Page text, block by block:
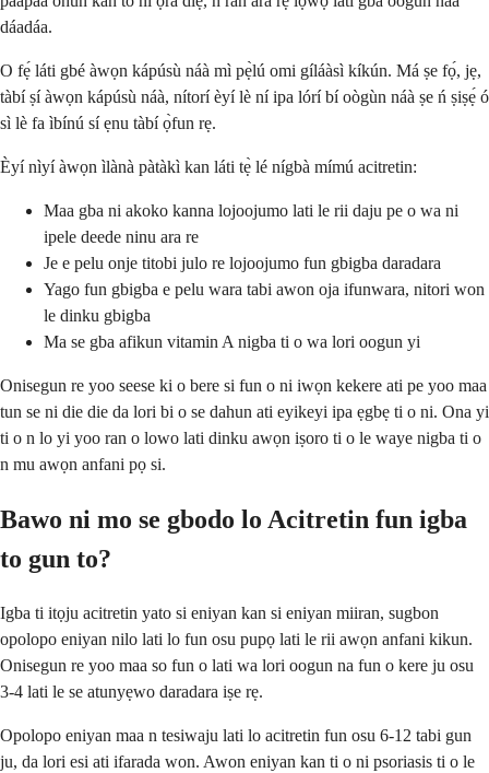
dáadáa.
O fẹ́ láti gbé àwọn kápúsù náà mì pẹ̀lú omi gíláàsì kíkún. Má ṣe fọ́, jẹ,
tàbí ṣí àwọn kápúsù náà, nítorí èyí lè ní ipa lórí bí oògùn náà ṣe ń ṣiṣẹ́ ó
sì lè fa ìbínú sí ẹnu tàbí ọ̀fun rẹ.
Èyí nìyí àwọn ìlànà pàtàkì kan láti tẹ̀ lé nígbà mímú acitretin:
Maa gba ni akoko kanna lojoojumo lati le rii daju pe o wa ni
ipele deede ninu ara re
Je e pelu onje titobi julo re lojoojumo fun gbigba daradara
Yago fun gbigba e pelu wara tabi awon oja ifunwara, nitori won
le dinku gbigba
Ma se gba afikun vitamin A nigba ti o wa lori oogun yi
Onisegun re yoo seese ki o bere si fun o ni iwọn kekere ati pe yoo maa
tun se ni die die da lori bi o se dahun ati eyikeyi ipa ẹgbẹ ti o ni. Ona yi
ti o n lo yi yoo ran o lowo lati dinku awọn iṣoro ti o le waye nigba ti o
n mu awọn anfani pọ si.
Bawo ni mo se gbodo lo Acitretin fun igba
to gun to?
Igba ti itọju acitretin yato si eniyan kan si eniyan miiran, sugbon
opolopo eniyan nilo lati lo fun osu pupọ lati le rii awọn anfani kikun.
Onisegun re yoo maa so fun o lati wa lori oogun na fun o kere ju osu
3-4 lati le se atunyẹwo daradara iṣe rẹ.
Opolopo eniyan maa n tesiwaju lati lo acitretin fun osu 6-12 tabi gun
ju, da lori esi ati ifarada won. Awon eniyan kan ti o ni psoriasis ti o le